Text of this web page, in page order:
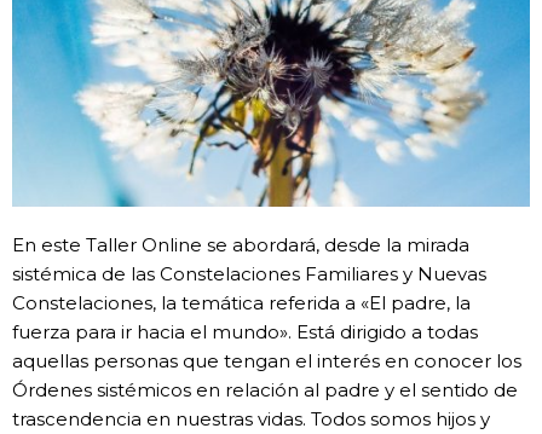
En este Taller Online se abordará, desde la mirada
sistémica de las Constelaciones Familiares y Nuevas
Constelaciones, la temática referida a «El padre, la
fuerza para ir hacia el mundo». Está dirigido a todas
aquellas personas que tengan el interés en conocer los
Órdenes sistémicos en relación al padre y el sentido de
trascendencia en nuestras vidas. Todos somos hijos y